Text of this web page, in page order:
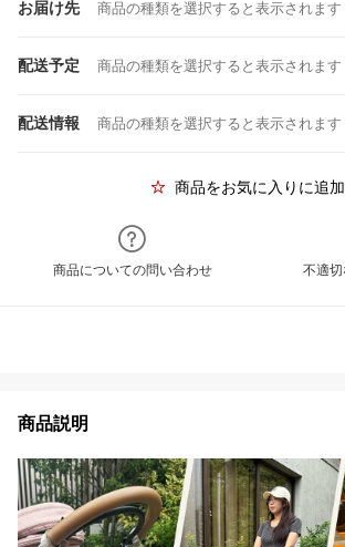
お届け先 商品の種類を選択すると表示されます
配送予定 商品の種類を選択すると表示されます
配送情報 商品の種類を選択すると表示されます
商品をお気に入りに追加
商品についての問い合わせ 不適
商品説明